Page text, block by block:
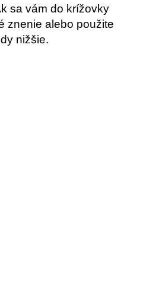
sa vám do krížovky
znenie alebo použite
nižšie.